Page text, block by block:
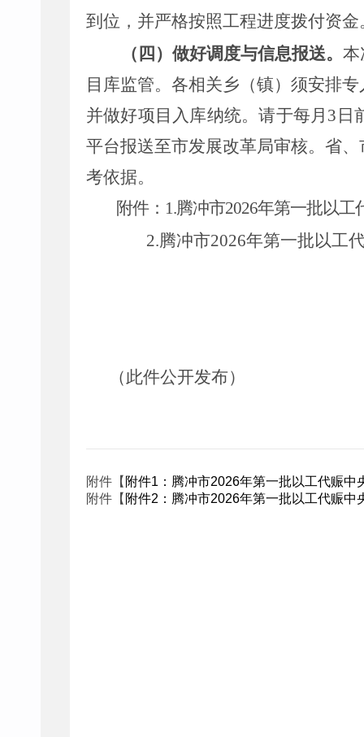
到位，并严格按照工程进度拨付资
（四）做好调度与信息报送。 本
目库监管。各相关乡（镇）须安排
并做好项目入库纳统。请于每月 3 日
平台报送至市发展改革局审核。省
考依据。
附件： 1.腾冲市2026年第一批以工
2.腾冲市2026年第一批以工
（此件公开发布）
附件【 附件1：腾冲市2026年第一批以工代赈中
附件【 附件2：腾冲市2026年第一批以工代赈